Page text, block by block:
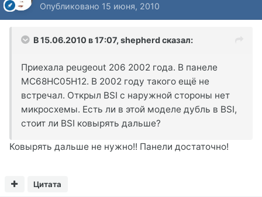
Опубликовано 15 июня, 2010
В 15.06.2010 в 17:07, shepherd сказал:
Приехала peugeout 206 2002 года. В панеле
MC68HC05H12. В 2002 году такого ещё не
встречал. Открыл BSI с наружной стороны нет
микросхемы. Есть ли в этой моделе дубль в BSI,
стоит ли BSI ковырять дальше?
Ковырять дальше не нужно!! Панели достаточно!
Цитата